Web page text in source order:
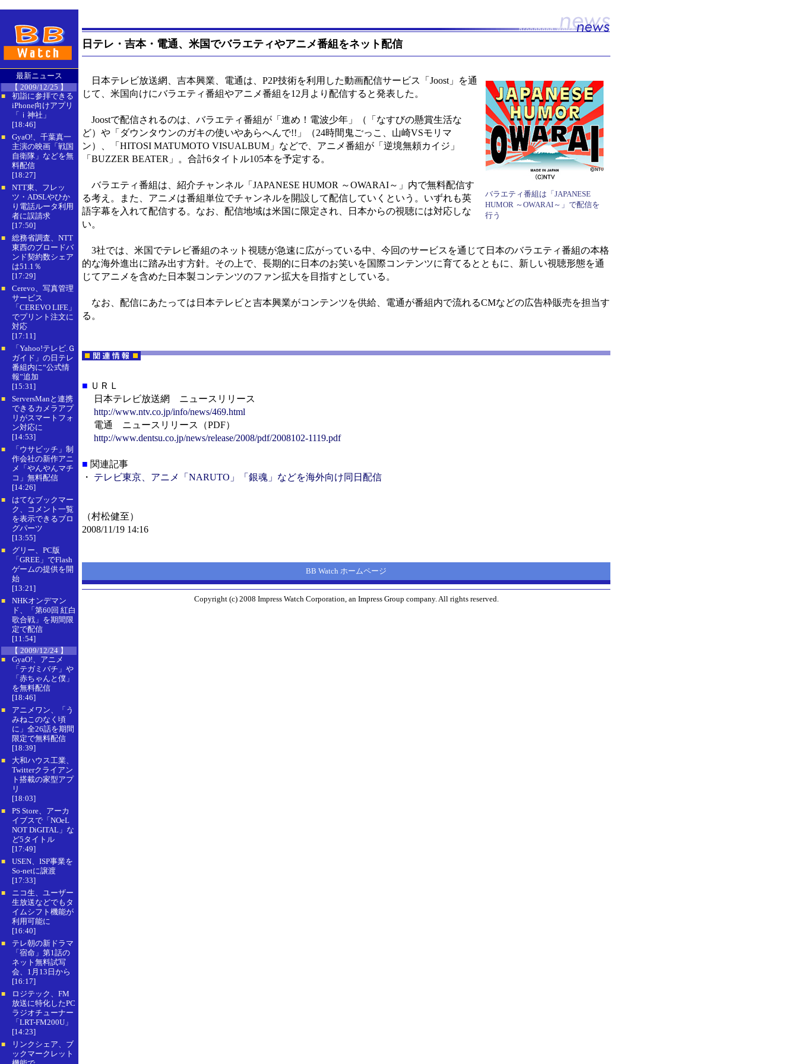
最新ニュース
【 2009/12/25 】
■
初詣に参拝できる
iPhone向けアプリ
「ｉ神社」
[18:46]
■
GyaO!、千葉真一
主演の映画「戦国
自衛隊」などを無
料配信
[18:27]
■
NTT東、フレッ
ツ・ADSLやひか
り電話ルータ利用
者に誤請求
[17:50]
■
総務省調査、NTT
東西のブロードバ
ンド契約数シェア
は51.1％
[17:29]
■
Cerevo、写真管理
サービス
「CEREVO LIFE」
でプリント注文に
対応
[17:11]
■
「Yahoo!テレビ.Ｇ
ガイド」の日テレ
番組内に“公式情
報”追加
[15:31]
■
ServersManと連携
できるカメラアプ
リがスマートフォ
ン対応に
[14:53]
■
「ウサビッチ」制
作会社の新作アニ
メ「やんやんマチ
コ」無料配信
[14:26]
■
はてなブックマー
ク、コメント一覧
を表示できるブロ
グパーツ
[13:55]
■
グリー、PC版
「GREE」でFlash
ゲームの提供を開
始
[13:21]
■
NHKオンデマン
ド、「第60回 紅白
歌合戦」を期間限
定で配信
[11:54]
【 2009/12/24 】
■
GyaO!、アニメ
「テガミバチ」や
「赤ちゃんと僕」
を無料配信
[18:46]
■
アニメワン、「う
みねこのなく頃
に」全26話を期間
限定で無料配信
[18:39]
■
大和ハウス工業、
Twitterクライアン
ト搭載の家型アプ
リ
[18:03]
■
PS Store、アーカ
イブスで「NOeL
NOT DiGITAL」な
ど5タイトル
[17:49]
■
USEN、ISP事業を
So-netに譲渡
[17:33]
■
ニコ生、ユーザー
生放送などでもタ
イムシフト機能が
利用可能に
[16:40]
■
テレ朝の新ドラマ
「宿命」第1話の
ネット無料試写
会、1月13日から
[16:17]
■
ロジテック、FM
放送に特化したPC
ラジオチューナー
「LRT-FM200U」
[14:23]
■
リンクシェア、ブ
ックマークレット
日テレ・吉本・電通、米国でバラエティやアニメ番組をネット配信
バラエティ番組は「JAPANESE
HUMOR ～OWARAI～」で配信を
行う
日本テレビ放送網、吉本興業、電通は、P2P技術を利用した動画配信サービス「Joost」を通
じて、米国向けにバラエティ番組やアニメ番組を12月より配信すると発表した。
Joostで配信されるのは、バラエティ番組が「進め！電波少年」（「なすびの懸賞生活な
ど）や「ダウンタウンのガキの使いやあらへんで!!」（24時間鬼ごっこ、山崎VSモリマ
ン）、「HITOSI MATUMOTO VISUALBUM」などで、アニメ番組が「逆境無頼カイジ」
「BUZZER BEATER」。合計6タイトル105本を予定する。
バラエティ番組は、紹介チャンネル「JAPANESE HUMOR ～OWARAI～」内で無料配信す
る考え。また、アニメは番組単位でチャンネルを開設して配信していくという。いずれも英
語字幕を入れて配信する。なお、配信地域は米国に限定され、日本からの視聴には対応しな
い。
3社では、米国でテレビ番組のネット視聴が急速に広がっている中、今回のサービスを通じて日本のバラエティ番組の本格
的な海外進出に踏み出す方針。その上で、長期的に日本のお笑いを国際コンテンツに育てるとともに、新しい視聴形態を通
じてアニメを含めた日本製コンテンツのファン拡大を目指すとしている。
なお、配信にあたっては日本テレビと吉本興業がコンテンツを供給、電通が番組内で流れるCMなどの広告枠販売を担当す
る。
■ ＵＲＬ
日本テレビ放送網 ニュースリリース
http://www.ntv.co.jp/info/news/469.html
電通 ニュースリリース（PDF）
http://www.dentsu.co.jp/news/release/2008/pdf/2008102-1119.pdf
■ 関連記事
・ テレビ東京、アニメ「NARUTO」「銀魂」などを海外向け同日配信
（村松健至）
2008/11/19 14:16
BB Watch ホームページ
Copyright (c) 2008 Impress Watch Corporation, an Impress Group company. All rights reserved.